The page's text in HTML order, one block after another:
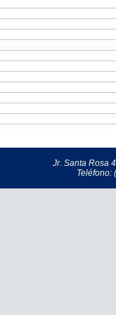
Jr. Santa Rosa
Teléfono: